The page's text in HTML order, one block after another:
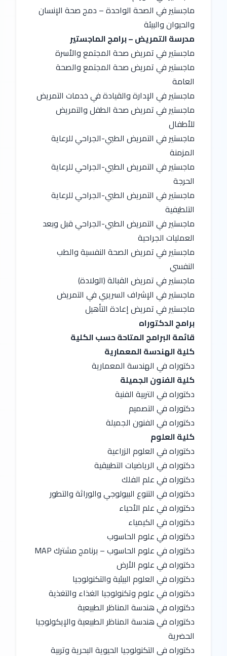
والحيوان والبيئة
مدرسة التمريض – برامج الماجستير
ماجستير في تمريض صحة المجتمع والأسرة
العامة
ماجستير في الإدارة والقيادة في خدمات التمريض
للأطفال
المزمنة
الحرجة
التلطيفية
العمليات الجراحية
النفسي
ماجستير في تمريض القبالة (الولادة)
ماجستير في الإشراف السريري في التمريض
ماجستير في تمريض إعادة التأهيل
برامج الدكتوراه
قائمة البرامج المتاحة حسب الكلية
كلية الهندسة المعمارية
دكتوراه في الهندسة المعمارية
كلية الفنون الجميلة
دكتوراه في التربية الفنية
دكتوراه في التصميم
دكتوراه في الفنون الجميلة
كلية العلوم
دكتوراه في العلوم الزراعية
دكتوراه في الرياضيات التطبيقية
دكتوراه في علم الفلك
دكتوراه في التنوع البيولوجي والوراثة والتطور
دكتوراه في علم الأحياء
دكتوراه في الكيمياء
دكتوراه في علوم الحاسوب
دكتوراه في علوم الحاسوب – برنامج مشترك MAP
دكتوراه في علوم الأرض
دكتوراه في العلوم البيئية والتكنولوجيا
دكتوراه في علوم وتكنولوجيا الغذاء والتغذية
دكتوراه في هندسة المناظر الطبيعية
الحضرية